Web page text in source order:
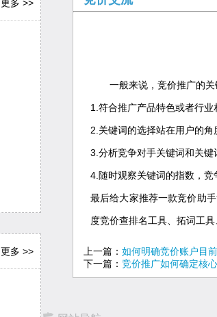
更多 >>
更多 >>
一般来说，竞价推广的
1.符合推广产品特色或者行业
2.关键词的选择站在用户的角
3.分析竞争对手关键词和关键
4.随时观察关键词的指数，竞
最后给大家推荐一款竞价助
度竞价查排名工具、拓词工
上一篇： 如何明确竞价账户目
下一篇： 竞价推广如何确定核